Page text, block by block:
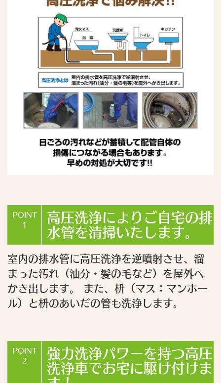
POINT
1
高圧洗浄によりご自宅の排
水管を清掃いたします。
室内の排水管に高圧洗浄を逆噴射させ、溜
まった汚れ（油分・髪の毛など）を屋外へ
かき出します。 また、枡（マス：マンホー
ル）と枡のあいだの管も洗浄します。
POINT
2
強力洗浄パワーを持つ高圧
洗浄車でお宅に駆け付けま